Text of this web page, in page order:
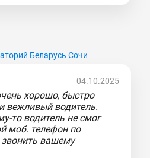
Беларусь Coчи
04.10.2025
хорошо, быстро
вежливый водитель.
то водитель не смог
моб. телефон по
вашему